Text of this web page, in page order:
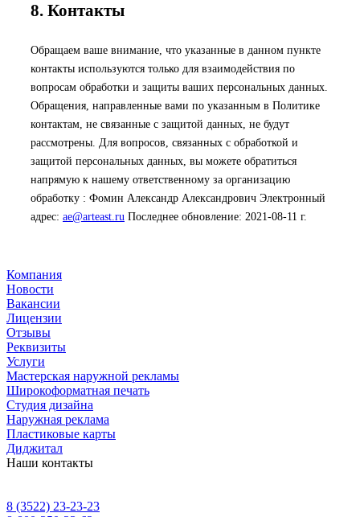
8. Контакты
Обращаем ваше внимание, что указанные в данном пункте
контакты используются только для взаимодействия по
вопросам обработки и защиты ваших персональных данных.
Обращения, направленные вами по указанным в Политике
контактам, не связанные с защитой данных, не будут
рассмотрены. Для вопросов, связанных с обработкой и
защитой персональных данных, вы можете обратиться
напрямую к нашему ответственному за организацию
обработку : Фомин Александр Александрович Электронный
адрес: ae@arteast.ru Последнее обновление: 2021-08-11 г.
Компания
Новости
Вакансии
Лицензии
Отзывы
Реквизиты
Услуги
Мастерская наружной рекламы
Широкоформатная печать
Студия дизайна
Наружная реклама
Пластиковые карты
Диджитал
Наши контакты
8 (3522) 23-23-23